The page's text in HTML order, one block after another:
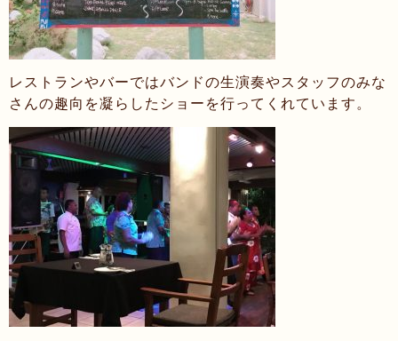
レストランやバーではバンドの生演奏やスタッフのみな
さんの趣向を凝らしたショーを行ってくれています。